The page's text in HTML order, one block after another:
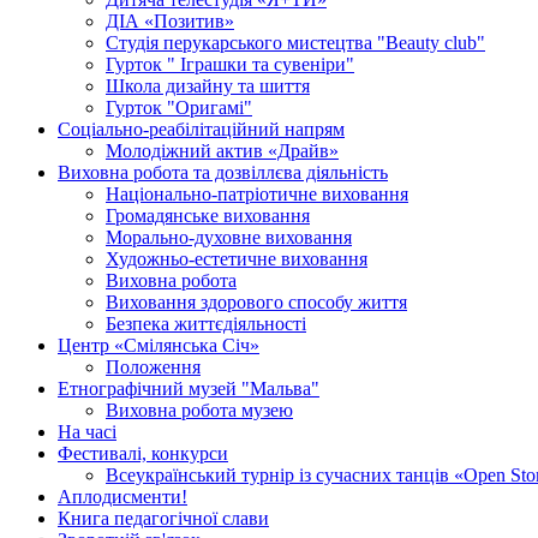
ДІА «Позитив»
Студія перукарського мистецтва "Beauty club"
Гурток " Іграшки та сувеніри"
Школа дизайну та шиття
Гурток "Оригамі"
Соціально-реабілітаційний напрям
Молодіжний актив «Драйв»
Виховна робота та дозвіллєва діяльність
Національно-патріотичне виховання
Громадянське виховання
Морально-духовне виховання
Художньо-естетичне виховання
Виховна робота
Виховання здорового способу життя
Безпека життєдіяльності
Центр «Смілянська Січ»
Положення
Етнографічний музей "Мальва"
Виховна робота музею
На часі
Фестивалі, конкурси
Всеукраїнський турнір із сучасних танців «Open
Аплодисменти!
Книга педагогічної слави